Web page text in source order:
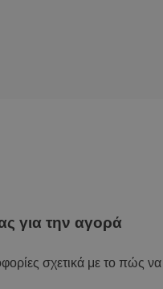
για την αγορά
σχετικά με το πώς